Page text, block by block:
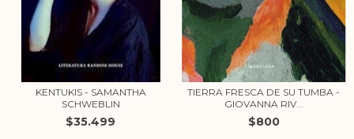
KENTUKIS - SAMANTHA
SCHWEBLIN
$35.499
TIERRA FRESCA DE SU TUMBA -
GIOVANNA RIV...
$800